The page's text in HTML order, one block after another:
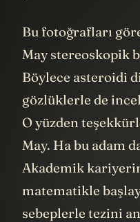
Bu fotoğrafları
May stereoskopik
Böylece asteroidi
gözlüklerle de
O yüzden
May. Ha bu adam
Akademik
matematikle
sebeplerle tezini